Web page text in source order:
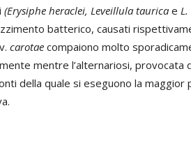
(Erysiphe heraclei, Leveillula taurica e
batterico, causati
carotae compaiono molto
mentre l’alternariosi, provocata
della quale si eseguono la